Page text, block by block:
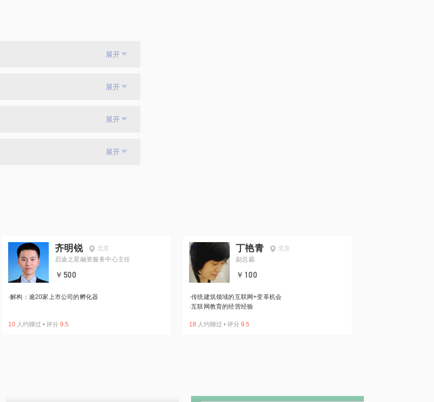
展开
展开
展开
展开
齐明锐
北京
启迪之星融资服务中心主任
￥500
·解构：逾20家上市公司的孵化器
10 人约聊过 • 评分 9.5
丁艳青
北京
副总裁
￥100
·传统建筑领域的互联网+变革机会
·互联网教育的经营经验
18 人约聊过 • 评分 9.5